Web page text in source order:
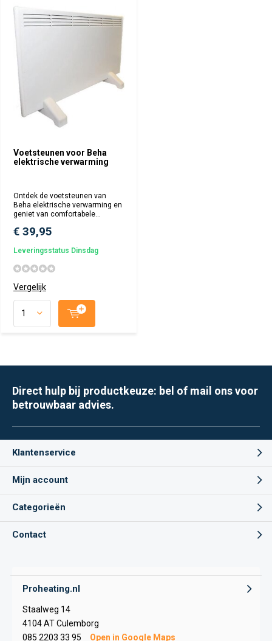
Voetsteunen voor Beha
elektrische verwarming
Ontdek de voetsteunen van
Beha elektrische verwarming en
geniet van comfortabele...
€ 39,95
Leveringsstatus Dinsdag
Vergelijk
Direct hulp bij productkeuze: bel of mail ons voor
betrouwbaar advies.
Klantenservice
Mijn account
Categorieën
Contact
Proheating.nl
Staalweg 14
4104 AT Culemborg
085 2203 33 95
Open in Google Maps